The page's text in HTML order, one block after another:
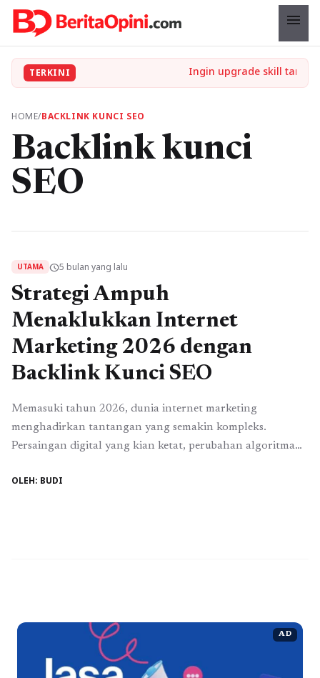
menu
TERKINI
HOME/BACKLINK KUNCI SEO
Backlink kunci
SEO
UTAMA schedule5 bulan yang lalu
Strategi Ampuh
Menaklukkan Internet
Marketing 2026 dengan
Backlink Kunci SEO
Memasuki tahun 2026, dunia internet marketing
menghadirkan tantangan yang semakin kompleks.
Persaingan digital yang kian ketat, perubahan algoritma
meningkat membuat setiap bisnis harus memiliki strategi
OLEH: BUDI
AD